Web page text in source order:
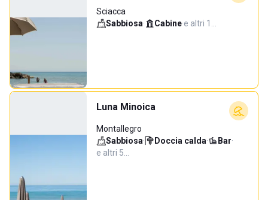
Sciacca
Sabbiosa· Cabine·e altri 1…
Luna Minoica
Montallegro
Sabbiosa· Doccia calda· Bar·
e altri 5…